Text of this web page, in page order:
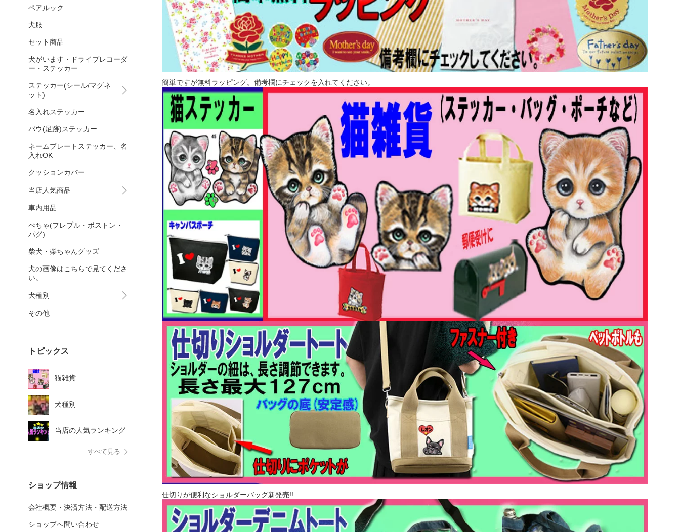
ペアルック
犬服
セット商品
犬がいます・ドライブレコーダ
ー・ステッカー
ステッカー(シール/マグネ
ット)
名入れステッカー
パウ(足跡)ステッカー
ネームプレートステッカー、名
入れOK
クッションカバー
当店人気商品
車内用品
ぺちゃ(フレブル・ボストン・
パグ)
柴犬・柴ちゃんグッズ
犬の画像はこちらで見てくださ
い。
犬種別
その他
トピックス
猫雑貨
犬種別
当店の人気ランキング
すべて見る
ショップ情報
会社概要・決済方法・配送方法
ショップへ問い合わせ
簡単ですが無料ラッピング。備考欄にチェックを入れてください。
仕切りが便利なショルダーバッグ新発売!!